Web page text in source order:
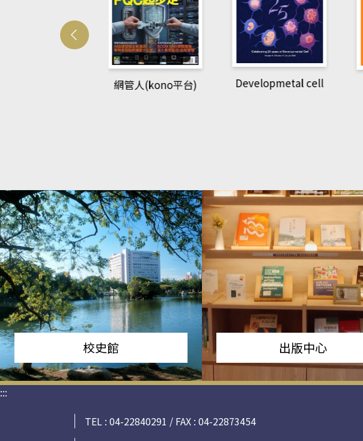
網管人(kono平台) Developmetal cell
校史館 出版中心
:::
TEL : 04-22840291 / FAX : 04-22873454